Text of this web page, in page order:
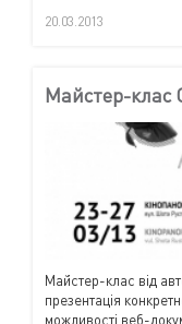
20.03.2013
Майстер-клас
Майстер-клас від
презентація
можливості веб-